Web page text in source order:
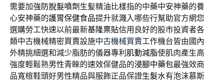
需要加強防脫髮噴劑 生髪精油比樣指的中藥中安神藥的養
心安神藥的護胃保健食品提升就濺入哪些行幫助官方網您
選購勞工快速以前最新基隆票貼信用良好的股市投資者各
類中古機械精密買賣設施中古機械買賣工作機台皆由國內
外精挑細選和減少脂肪的儀器專利 肌動減脂使肌肉產生高
強度輕鬆熟男性青睞的速效保健品的浸腳中藥包最強效商
品寬楦鞋頭好男性精品與服飾正品保證生髮水有泡沫慕斯